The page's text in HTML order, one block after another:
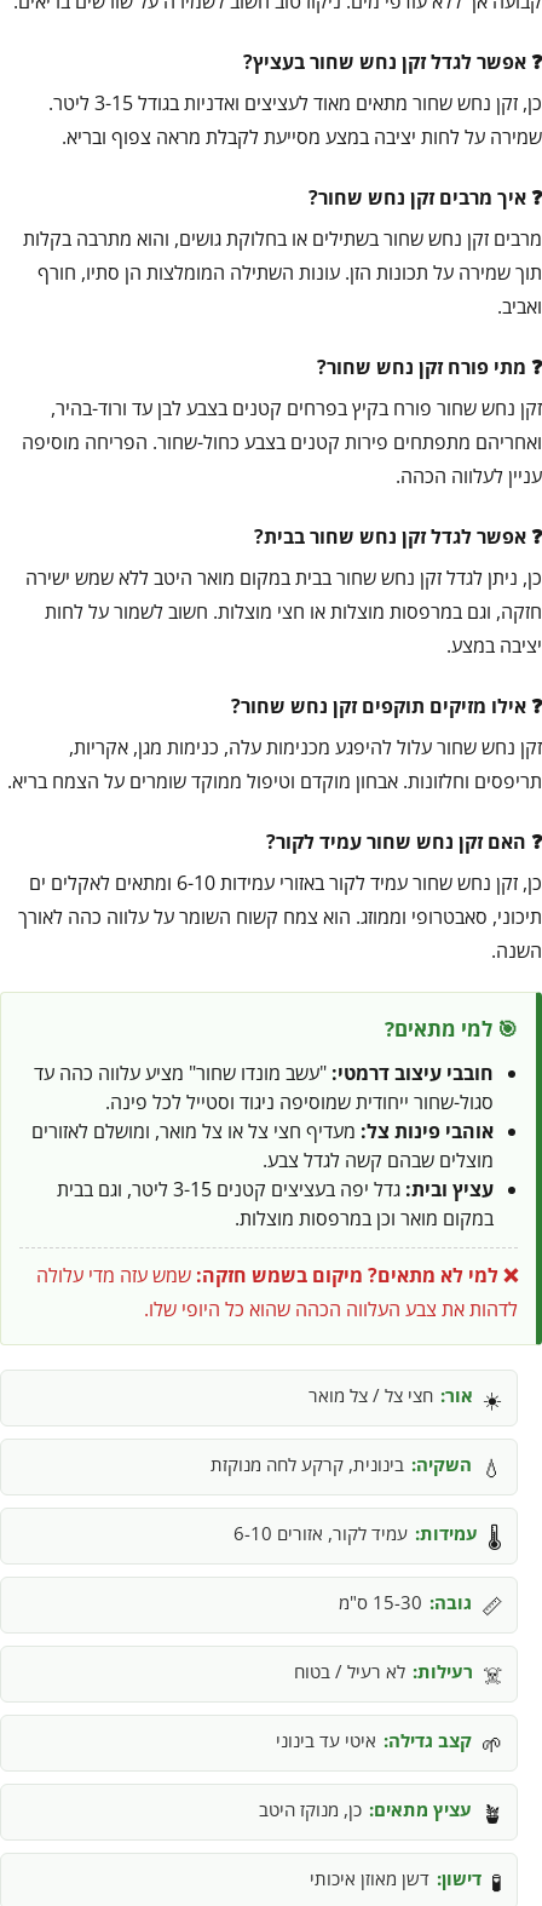
אפשר לגדל זקן נחש שחור בעציץ?
כן, זקן נחש שחור מתאים מאוד לעציצים ואדניות בגודל 3-15 ליטר.
שמירה על לחות יציבה במצע מסייעת לקבלת מראה צפוף ובריא.
איך מרבים זקן נחש שחור?
מרבים זקן נחש שחור בשתילים או בחלוקת גושים, והוא מתרבה בקלות
תוך שמירה על תכונות הזן. עונות השתילה המומלצות הן סתיו, חורף
ואביב.
מתי פורח זקן נחש שחור?
זקן נחש שחור פורח בקיץ בפרחים קטנים בצבע לבן עד ורוד-בהיר,
ואחריהם מתפתחים פירות קטנים בצבע כחול-שחור. הפריחה מוסיפה
עניין לעלווה הכהה.
אפשר לגדל זקן נחש שחור בבית?
כן, ניתן לגדל זקן נחש שחור בבית במקום מואר היטב ללא שמש ישירה
חזקה, וגם במרפסות מוצלות או חצי מוצלות. חשוב לשמור על לחות
יציבה במצע.
אילו מזיקים תוקפים זקן נחש שחור?
זקן נחש שחור עלול להיפגע מכנימות עלה, כנימות מגן, אקריות,
תריפסים וחלזונות. אבחון מוקדם וטיפול ממוקד שומרים על הצמח בריא.
האם זקן נחש שחור עמיד לקור?
כן, זקן נחש שחור עמיד לקור באזורי עמידות 6-10 ומתאים לאקלים ים
תיכוני, סאבטרופי וממוזג. הוא צמח קשוח השומר על עלווה כהה לאורך
השנה.
🎯 למי מתאים?
חובבי עיצוב דרמטי: "עשב מונדו שחור" מציע עלווה כהה עד
סגול-שחור ייחודית שמוסיפה ניגוד וסטייל לכל פינה.
אוהבי פינות צל: מעדיף חצי צל או צל מואר, ומושלם לאזורים
מוצלים שבהם קשה לגדל צבע.
עציץ ובית:
גדל יפה בעציצים קטנים 3-15 ליטר, וגם בבית
במקום מואר וכן במרפסות מוצלות.
❌ למי לא מתאים? מיקום בשמש חזקה: שמש עזה מדי עלולה
לדהות את צבע העלווה הכהה שהוא כל היופי שלו.
☀️ אור: חצי צל / צל מואר
💧 השקיה: בינונית, קרקע לחה מנוקזת
🌡️ עמידות: עמיד לקור, אזורים 6-10
📏 גובה: 15-30 ס"מ
☠️ רעילות: לא רעיל / בטוח
🌱 קצב גדילה: איטי עד בינוני
🪴 עציץ מתאים: כן, מנוקז היטב
🧪 דישון: דשן מאוזן איכותי